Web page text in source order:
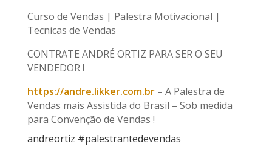
Curso de Vendas | Palestra Motivacional |
Tecnicas de Vendas
CONTRATE ANDRÉ ORTIZ PARA SER O SEU
VENDEDOR !
https://andre.likker.com.br– A Palestra de
Vendas mais Assistida do Brasil – Sob medida
para Convenção de Vendas !
andreortiz #palestrantedevendas